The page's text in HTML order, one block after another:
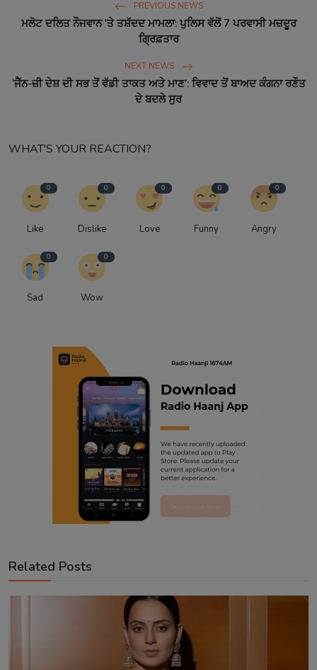
PREVIOUS NEWS
ਮਲੋਟ ਦਲਿਤ ਨੌਜਵਾਨ 'ਤੇ ਤਸ਼ੱਦਦ ਮਾਮਲਾ: ਪੁਲਿਸ ਵੱਲੋਂ 7 ਪਰਵਾਸੀ ਮਜ਼ਦੂਰ
ਗ੍ਰਿਫ਼ਤਾਰ
NEXT NEWS
‘ਜੈੱਨ-ਜ਼ੀ ਦੇਸ਼ ਦੀ ਸਭ ਤੋਂ ਵੱਡੀ ਤਾਕਤ ਅਤੇ ਮਾਣ’: ਵਿਵਾਦ ਤੋਂ ਬਾਅਦ ਕੰਗਨਾ ਰਣੌਤ
ਦੇ ਬਦਲੇ ਸੁਰ
WHAT'S YOUR REACTION?
0
Like
0
Dislike
0
Love
0
Funny
0
Angry
0
Sad
0
Wow
Related Posts